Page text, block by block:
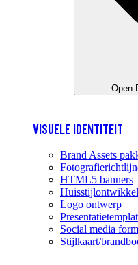
Open
VISUELE IDENTITEIT
Brand Assets
HTML5 banners
Logo ontwerp
Social media
Stijlkaart/